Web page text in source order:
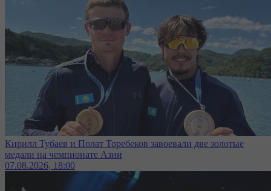
Кирилл Тубаев и Полат Торебеков завоевали две золотые
медали на чемпионате Азии
07.08.2026, 18:00